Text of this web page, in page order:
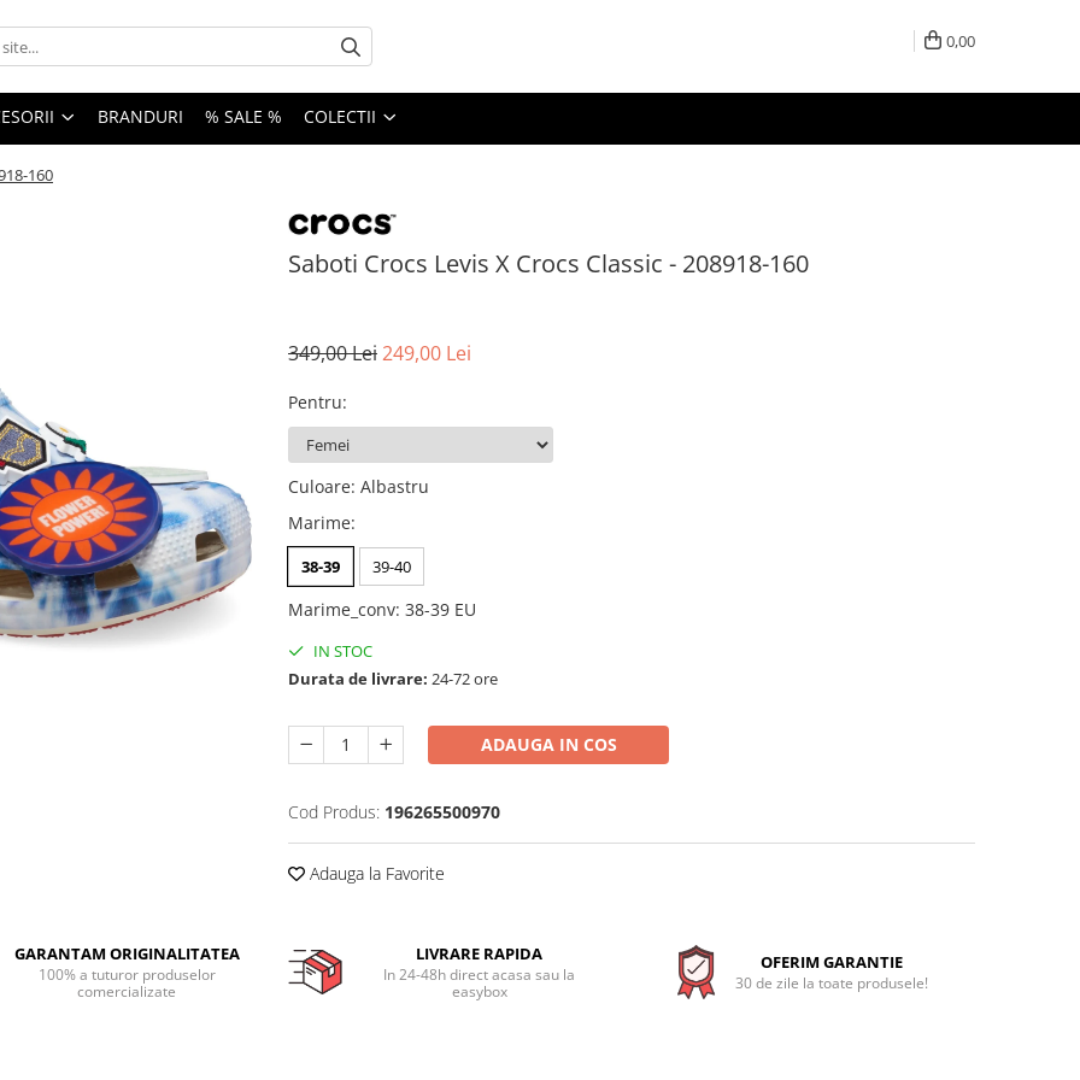
0,00
BRANDURI % SALE % COLECTII
160
Saboti Crocs Levis X Crocs Classic - 208918-160
349,00 Lei249,00 Lei
Pentru:
Culoare: Albastru
Marime:
38-39 39-40
Marime_conv: 38-39 EU
IN STOC
Durata de livrare: 24-72 ore
ADAUGA IN COS
Cod Produs: 196265500970
Adauga la Favorite
GARANTAM ORIGINALITATEA
100% a tuturor produselor
comercializate
LIVRARE RAPIDA
In 24-48h direct acasa sau la
easybox
OFERIM GARANTIE
30 de zile la toate produsele!